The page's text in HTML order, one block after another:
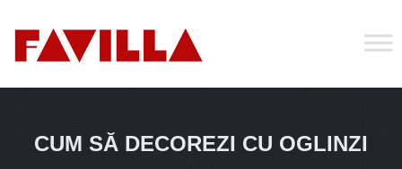
CUM SĂ DECOREZI CU OGLINZI